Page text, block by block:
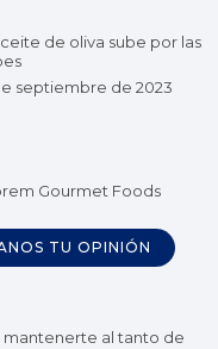
de oliva sube por las
septiembre de 2023
TU OPINIÓN
mantenerte al tanto de